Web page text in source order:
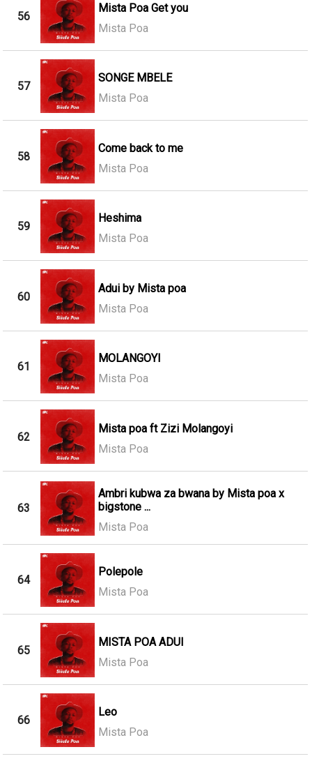
56
Mista Poa Get you
Mista Poa
57
SONGE MBELE
Mista Poa
58
Come back to me
Mista Poa
59
Heshima
Mista Poa
60
Adui by Mista poa
Mista Poa
61
MOLANGOYI
Mista Poa
62
Mista poa ft Zizi Molangoyi
Mista Poa
63
Ambri kubwa za bwana by Mista poa x
bigstone ...
Mista Poa
64
Polepole
Mista Poa
65
MISTA POA ADUI
Mista Poa
66
Leo
Mista Poa